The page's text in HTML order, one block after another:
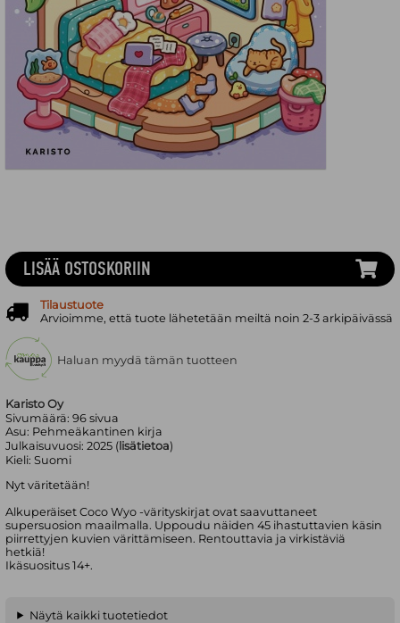
Karisto Oy
Sivumäärä:96 sivua
Asu: Pehmeäkantinen kirja
Julkaisuvuosi:2025 ( lisätietoa)
Kieli:Suomi
Nyt väritetään!
Alkuperäiset Coco Wyo -värityskirjat ovat saavuttaneet
supersuosion maailmalla. Uppoudu näiden 45 ihastuttavien käsin
piirrettyjen kuvien värittämiseen. Rentouttavia ja virkistäviä
hetkiä!
Ikäsuositus 14+.
LISÄÄ OSTOSKORIIN
Tilaustuote
Arvioimme, että tuote lähetetään meiltä noin 2-3 arkipäivässä
Haluan myydä tämän tuotteen
Näytä kaikki tuotetiedot